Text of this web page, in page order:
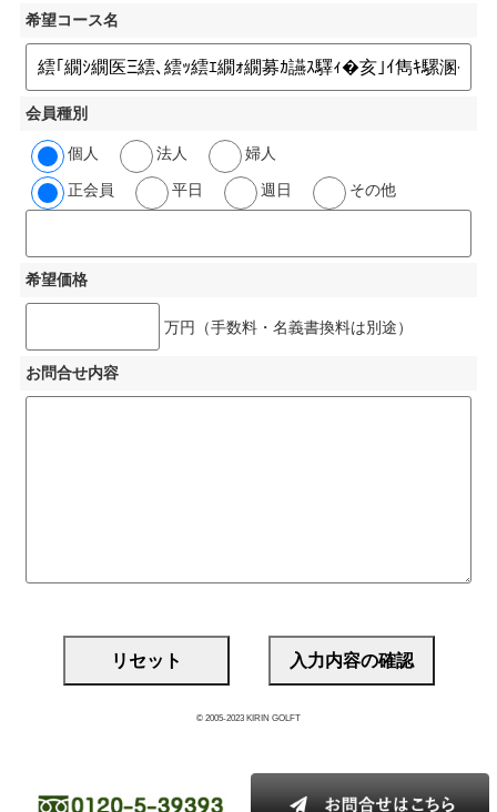
希望コース名
会員種別
個人 法人 婦人
正会員 平日 週日 その他
希望価格
万円（手数料・名義書換料は別途）
お問合せ内容
© 2005-2023 KIRIN GOLFT